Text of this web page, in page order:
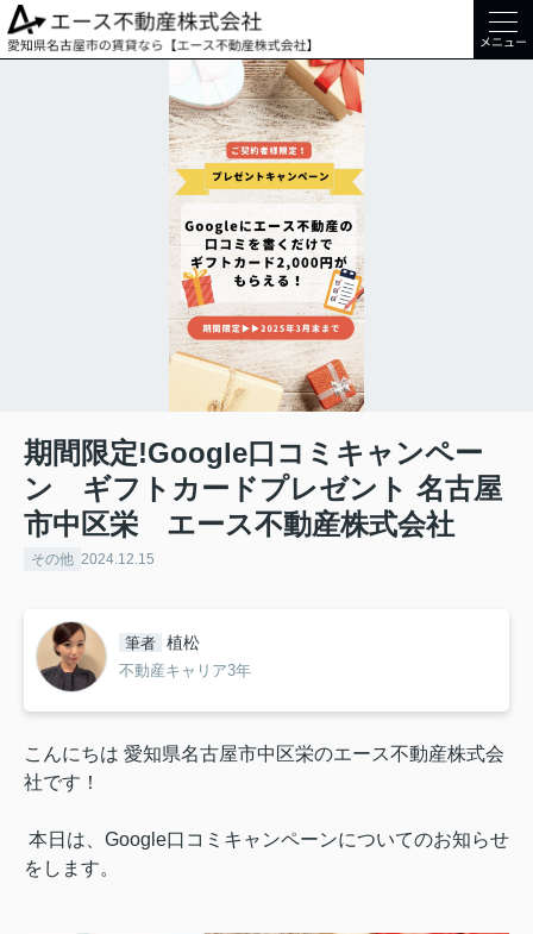
メニュー
期間限定!Google口コミキャンペー
ン ギフトカードプレゼント 名古屋
市中区栄 エース不動産株式会社
その他 2024.12.15
筆者 植松
不動産キャリア3年
こんにちは 愛知県名古屋市中区栄のエース不動産株式会
社です！
本日は、Google口コミキャンペーンについてのお知らせ
をします。